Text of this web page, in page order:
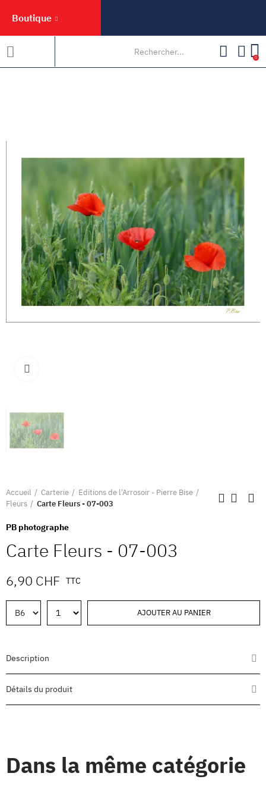
Boutique
0
Accueil Carterie
Editions de l'Arrosoir - Pierre Bise
Fleurs
Carte Fleurs - 07-003
PB photographe
Carte Fleurs - 07-003
6,90 CHF TTC
AJOUTER AU PANIER
Description
Détails du produit
Dans la même catégorie